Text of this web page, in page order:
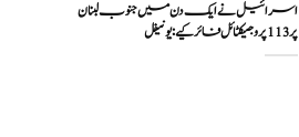
اسرائیل نے ایک دن میں جنوب لبنان
پر 113 پروجیکٹائل فائر کیے: یونیفل